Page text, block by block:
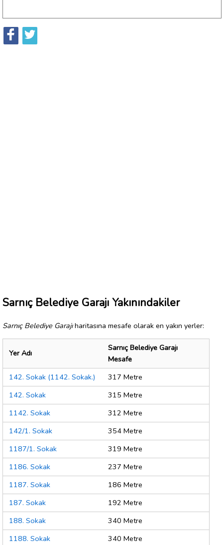
Sarnıç Belediye Garajı Yakınındakiler
Sarnıç Belediye Garajıharitasına mesafe olarak en yakın yerler:
Yer Adı
Sarnıç Belediye Garajı
Mesafe
142. Sokak (1142. Sokak.)
317 Metre
142. Sokak
315 Metre
1142. Sokak
312 Metre
142/1. Sokak
354 Metre
1187/1. Sokak
319 Metre
1186. Sokak
237 Metre
1187. Sokak
186 Metre
187. Sokak
192 Metre
188. Sokak
340 Metre
1188. Sokak
340 Metre